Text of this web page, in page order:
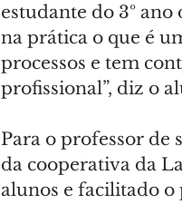
estudante do 3º
na prática o que é
processos e tem
profissional”, diz o
Para o professor de
da cooperativa da
alunos e facilitado o